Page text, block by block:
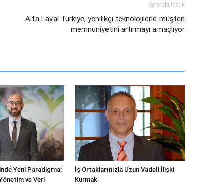
Sonraki İçerik
Alfa Laval Türkiye, yenilikçi teknolojilerle müşteri
memnuniyetini artırmayı amaçlıyor
Yeni Paradigma:
ve Veri
İş Ortaklarınızla Uzun Vadeli İlişki
Kurmak